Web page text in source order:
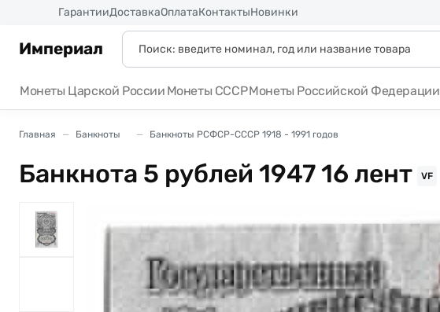
ГарантииДоставкаОплатаКонтактыНовинки
Империал
Монеты Царской России Монеты СССРМонеты Российской Федерации
Главная Банкноты Банкноты РСФСР-СССР 1918 - 1991 годов
Банкнота 5 рублей 1947 16 лент VF